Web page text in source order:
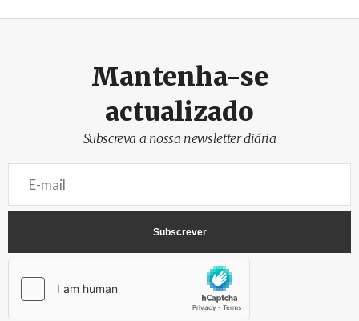
Mantenha-se
actualizado
Subscreva a nossa newsletter diária